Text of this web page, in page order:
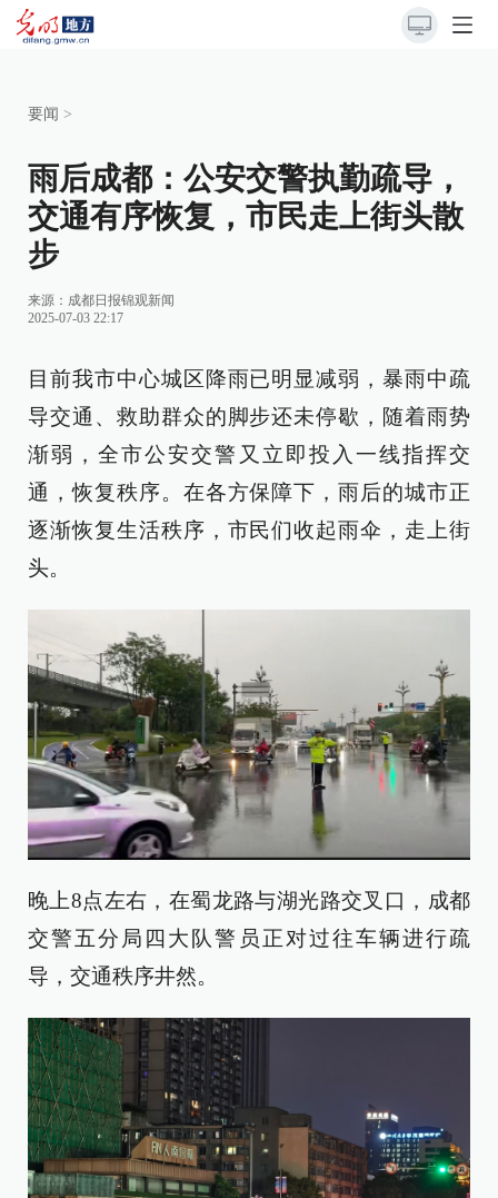
要闻 >
雨后成都：公安交警执勤疏导，
交通有序恢复，市民走上街头散
步
来源： 成都日报锦观新闻
2025-07-03 22:17
目前我市中心城区降雨已明显减弱，暴雨中疏
导交通、救助群众的脚步还未停歇，随着雨势
渐弱，全市公安交警又立即投入一线指挥交
通，恢复秩序。在各方保障下，雨后的城市正
逐渐恢复生活秩序，市民们收起雨伞，走上街
头。
晚上8点左右，在蜀龙路与湖光路交叉口，成都
交警五分局四大队警员正对过往车辆进行疏
导，交通秩序井然。